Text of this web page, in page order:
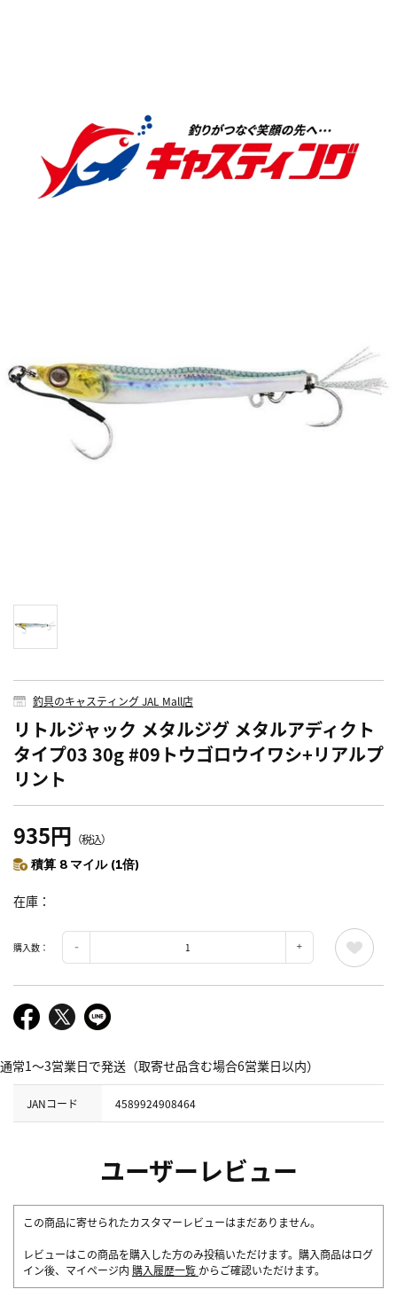
釣具のキャスティング JAL Mall店
リトルジャック メタルジグ メタルアディクト
タイプ03 30g #09トウゴロウイワシ+リアルプ
リント
935円 （税込）
積算 8 マイル (1倍)
在庫
購入数：
通常1～3営業日で発送（取寄せ品含む場合6営業日以内）
JANコード 4589924908464
ユーザーレビュー
この商品に寄せられたカスタマーレビューはまだありません。
レビューはこの商品を購入した方のみ投稿いただけます。購入商品はログ
イン後、マイページ内 購入履歴一覧 からご確認いただけます。